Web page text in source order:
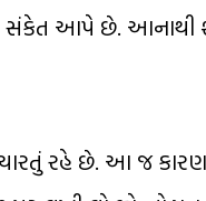
સંકેત આપે છે.
રહે છે. આ જ